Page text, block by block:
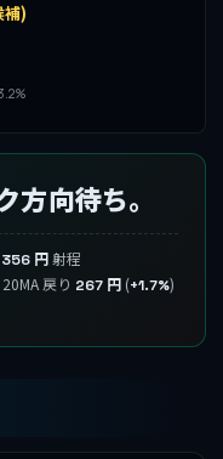
補)
方向待ち。
356 円 射程
戻り 267 円 (+1.7%)